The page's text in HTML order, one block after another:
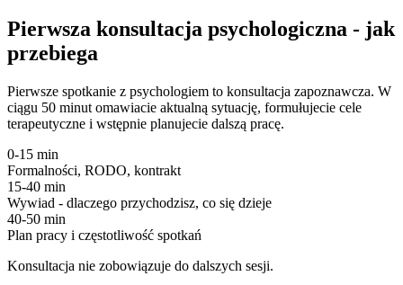
Pierwsza konsultacja psychologiczna - jak
przebiega
Pierwsze spotkanie z psychologiem to konsultacja zapoznawcza. W
ciągu 50 minut omawiacie aktualną sytuację, formułujecie cele
terapeutyczne i wstępnie planujecie dalszą pracę.
0-15 min
Formalności, RODO, kontrakt
15-40 min
Wywiad - dlaczego przychodzisz, co się dzieje
40-50 min
Plan pracy i częstotliwość spotkań
Konsultacja nie zobowiązuje do dalszych sesji.